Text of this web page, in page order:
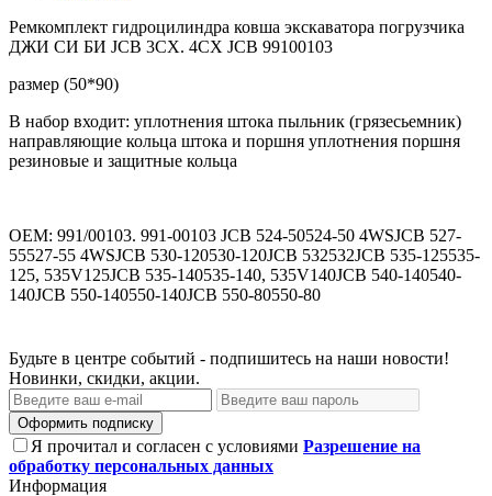
Ремкомплект гидроцилиндра ковша экскаватора погрузчика
ДЖИ СИ БИ JCB 3CX. 4CX JCB 99100103
размер (50*90)
В набор входит: уплотнения штока пыльник (грязесьемник)
направляющие кольца штока и поршня уплотнения поршня
резиновые и защитные кольца
OEM: 991/00103. 991-00103 JCB 524-50524-50 4WSJCB 527-
55527-55 4WSJCB 530-120530-120JCB 532532JCB 535-125535-
125, 535V125JCB 535-140535-140, 535V140JCB 540-140540-
140JCB 550-140550-140JCB 550-80550-80
Будьте в центре событий - подпишитесь на наши новости!
Новинки, скидки, акции.
Оформить подписку
Я прочитал и согласен с условиями Разрешение на
обработку персональных данных
Информация